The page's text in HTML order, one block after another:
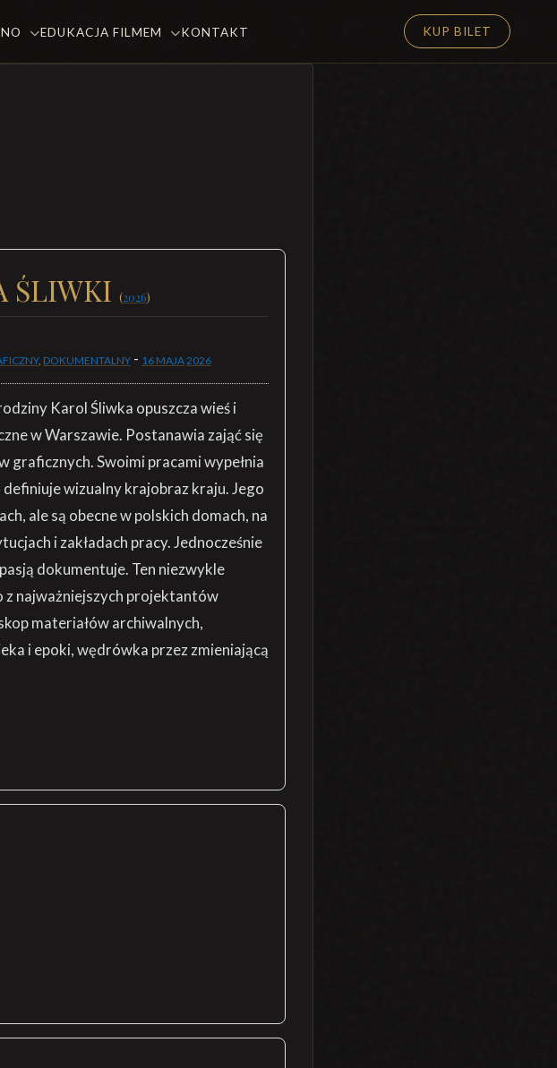
EDUKACJA FILMEM KONTAKT KUP BILET
ŚLIWKI (2026)
, DOKUMENTALNY - 16 MAJA2026
Karol Śliwka opuszcza wieś i
w Warszawie. Postanawia zająć się
graficznych. Swoimi pracami wypełnia
wizualny krajobraz kraju. Jego
ale są obecne w polskich domach, na
i zakładach pracy. Jednocześnie
dokumentuje. Ten niezwykle
z najważniejszych projektantów
materiałów archiwalnych,
i epoki, wędrówka przez zmieniającą